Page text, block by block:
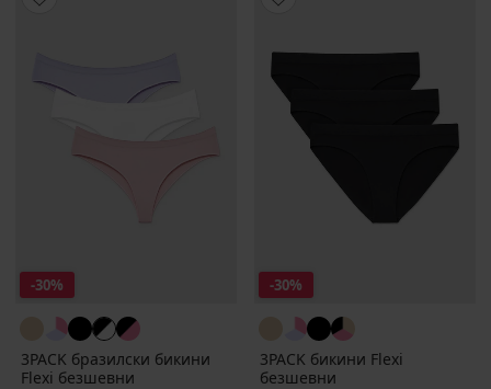
-30%
3PACK бразилски бикини
Flexi безшевни
-30%
3PACK бикини Flexi
безшевни